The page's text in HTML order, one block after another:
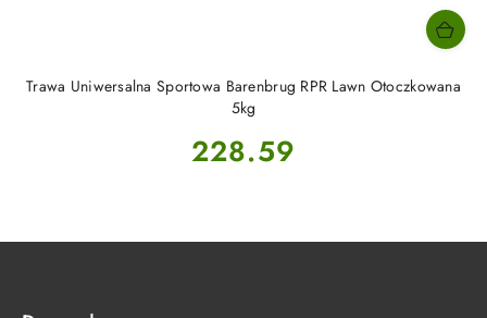
Trawa Uniwersalna Sportowa Barenbrug RPR Lawn Otoczkowana
5kg
Cena:
228.59